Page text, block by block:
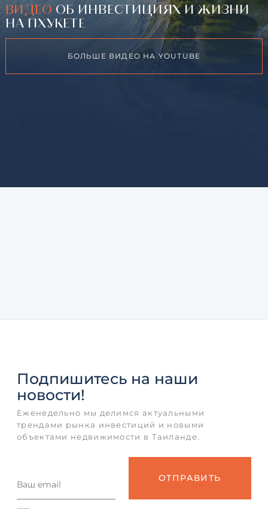
ВИДЕО ОБ ИНВЕСТИЦИЯХ И ЖИЗНИ
НА ПХУКЕТЕ
БОЛЬШЕ ВИДЕО НА YOUTUBE
Подпишитесь на наши
новости!
Еженедельно мы делимся актуальными
трендами рынка инвестиций и новыми
объектами недвижимости в Таиланде.